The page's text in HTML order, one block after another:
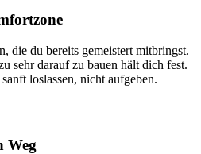
die du bereits gemeistert mitbringst.
sehr darauf zu bauen hält dich fest.
loslassen, nicht aufgeben.
Weg